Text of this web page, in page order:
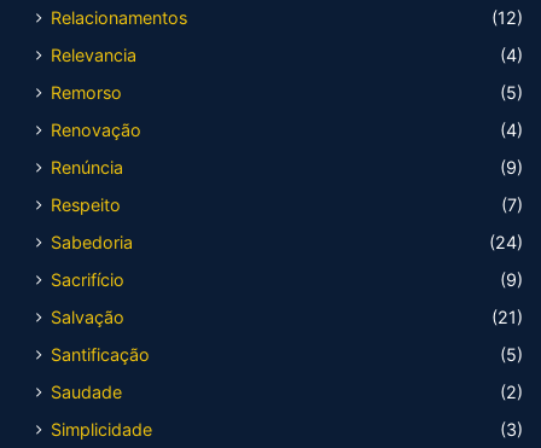
Relacionamentos
(12)
Relevancia
(4)
Remorso
(5)
Renovação
(4)
Renúncia
(9)
Respeito
(7)
Sabedoria
(24)
Sacrifício
(9)
Salvação
(21)
Santificação
(5)
Saudade
(2)
Simplicidade
(3)